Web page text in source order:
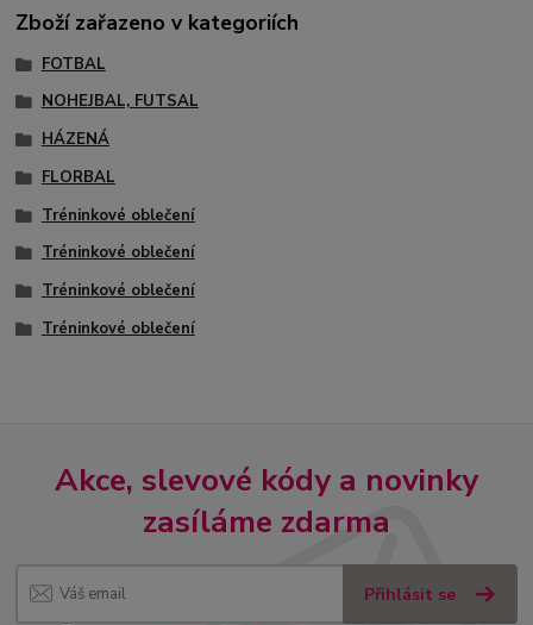
Zboží zařazeno v kategoriích
FOTBAL
NOHEJBAL, FUTSAL
HÁZENÁ
FLORBAL
Tréninkové oblečení
Tréninkové oblečení
Tréninkové oblečení
Tréninkové oblečení
Akce, slevové kódy a novinky
zasíláme zdarma
Přihlásit se